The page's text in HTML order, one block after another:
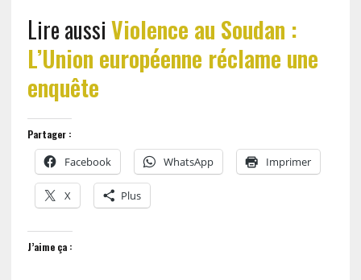
Lire aussiViolence au Soudan :
L’Union européenne réclame une
enquête
Partager :
Facebook WhatsApp Imprimer
X Plus
J’aime ça :